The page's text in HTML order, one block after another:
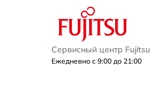
Сервисный центр Fujitsu
Ежедневно с 9:00 до 21:00